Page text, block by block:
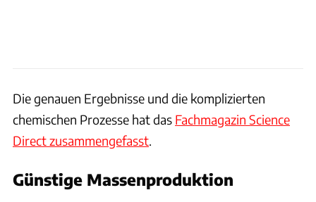
Die genauen Ergebnisse und die komplizierten
chemischen Prozesse hat das Fachmagazin Science
Direct zusammengefasst.
Günstige Massenproduktion